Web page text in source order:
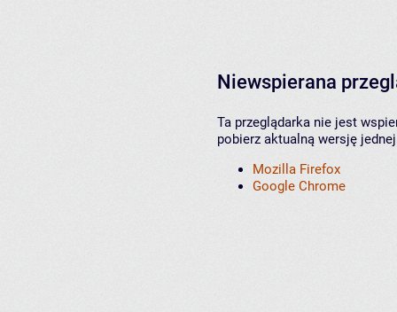
Niewspierana
Ta przeglądarka nie jest
pobierz aktualną wersję
Mozilla Firefox
Google Chrome